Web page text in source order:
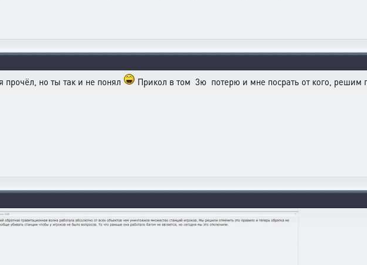
прочёл, но ты так и не понял Прикол в том 3ю потерю и мне посрать от кого, решим